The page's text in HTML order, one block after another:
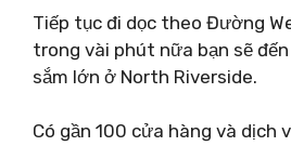
Tiếp tục đi dọc theo Đường
trong vài phút nữa bạn sẽ
sắm lớn ở North Riverside.
Có gần 100 cửa hàng và dịch